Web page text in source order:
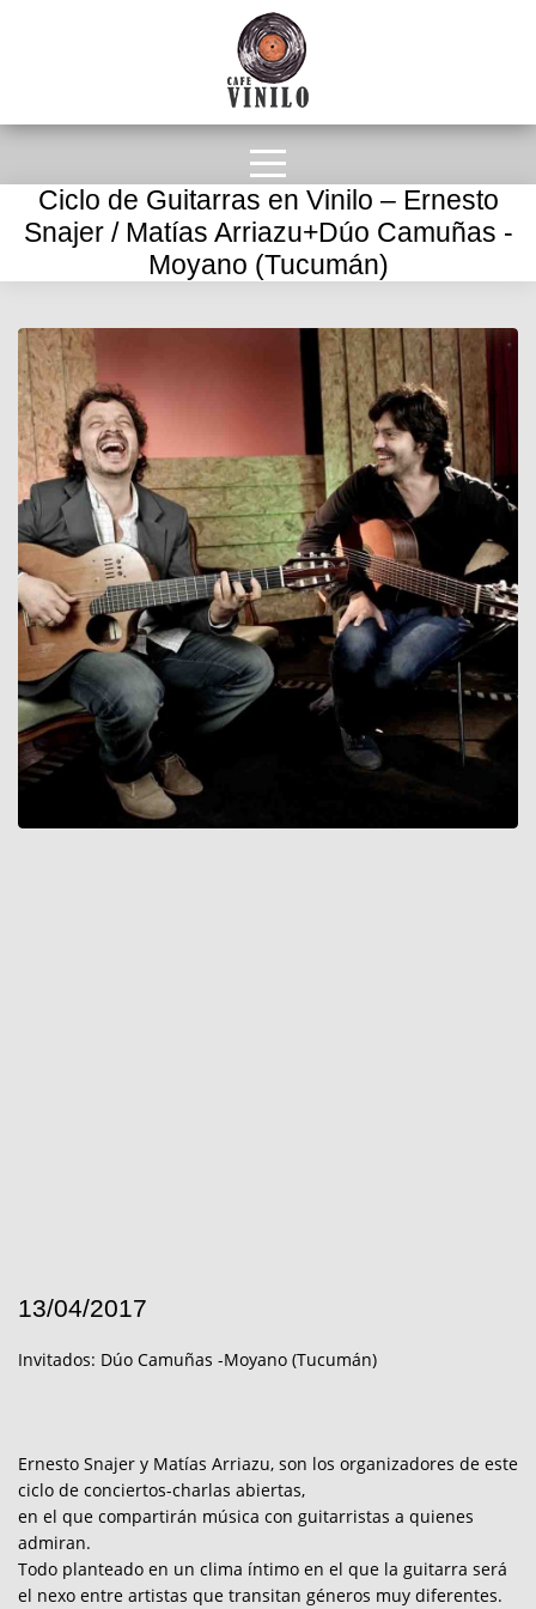
Ciclo de Guitarras en Vinilo – Ernesto
Snajer / Matías Arriazu+Dúo Camuñas -
Moyano (Tucumán)
13/04/2017
Invitados: Dúo Camuñas -Moyano (Tucumán)
Ernesto Snajer y Matías Arriazu, son los organizadores de este
ciclo de conciertos-charlas abiertas,
en el que compartirán música con guitarristas a quienes
admiran.
Todo planteado en un clima íntimo en el que la guitarra será
el nexo entre artistas que transitan géneros muy diferentes.